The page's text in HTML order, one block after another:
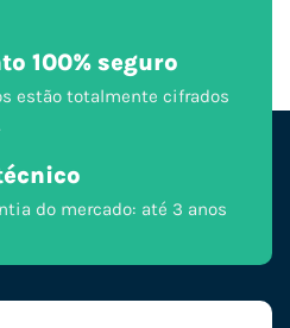
100% seguro
estão totalmente cifrados
do mercado: até 3 anos